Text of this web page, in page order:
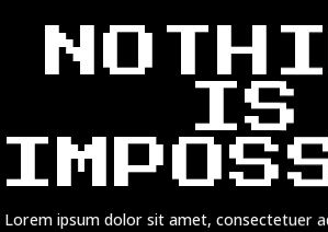
IS
Lorem ipsum dolor sit amet, consectetuer